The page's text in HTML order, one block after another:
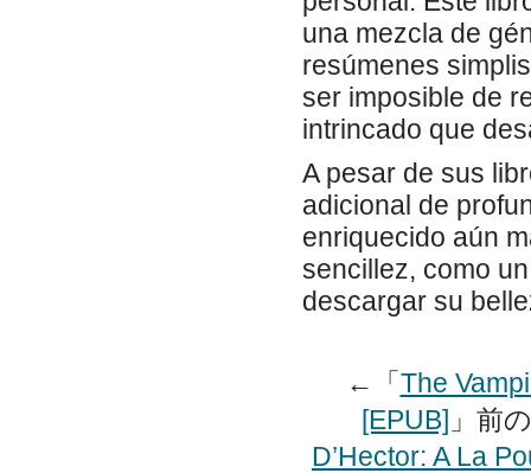
una mezcla de
resúmenes
ser imposible de
intrincado que
A pesar de sus
adicional de
enriquecido aún
sencillez, como
descargar su
←「The
[EPUB] 」前
D’Hector: A La